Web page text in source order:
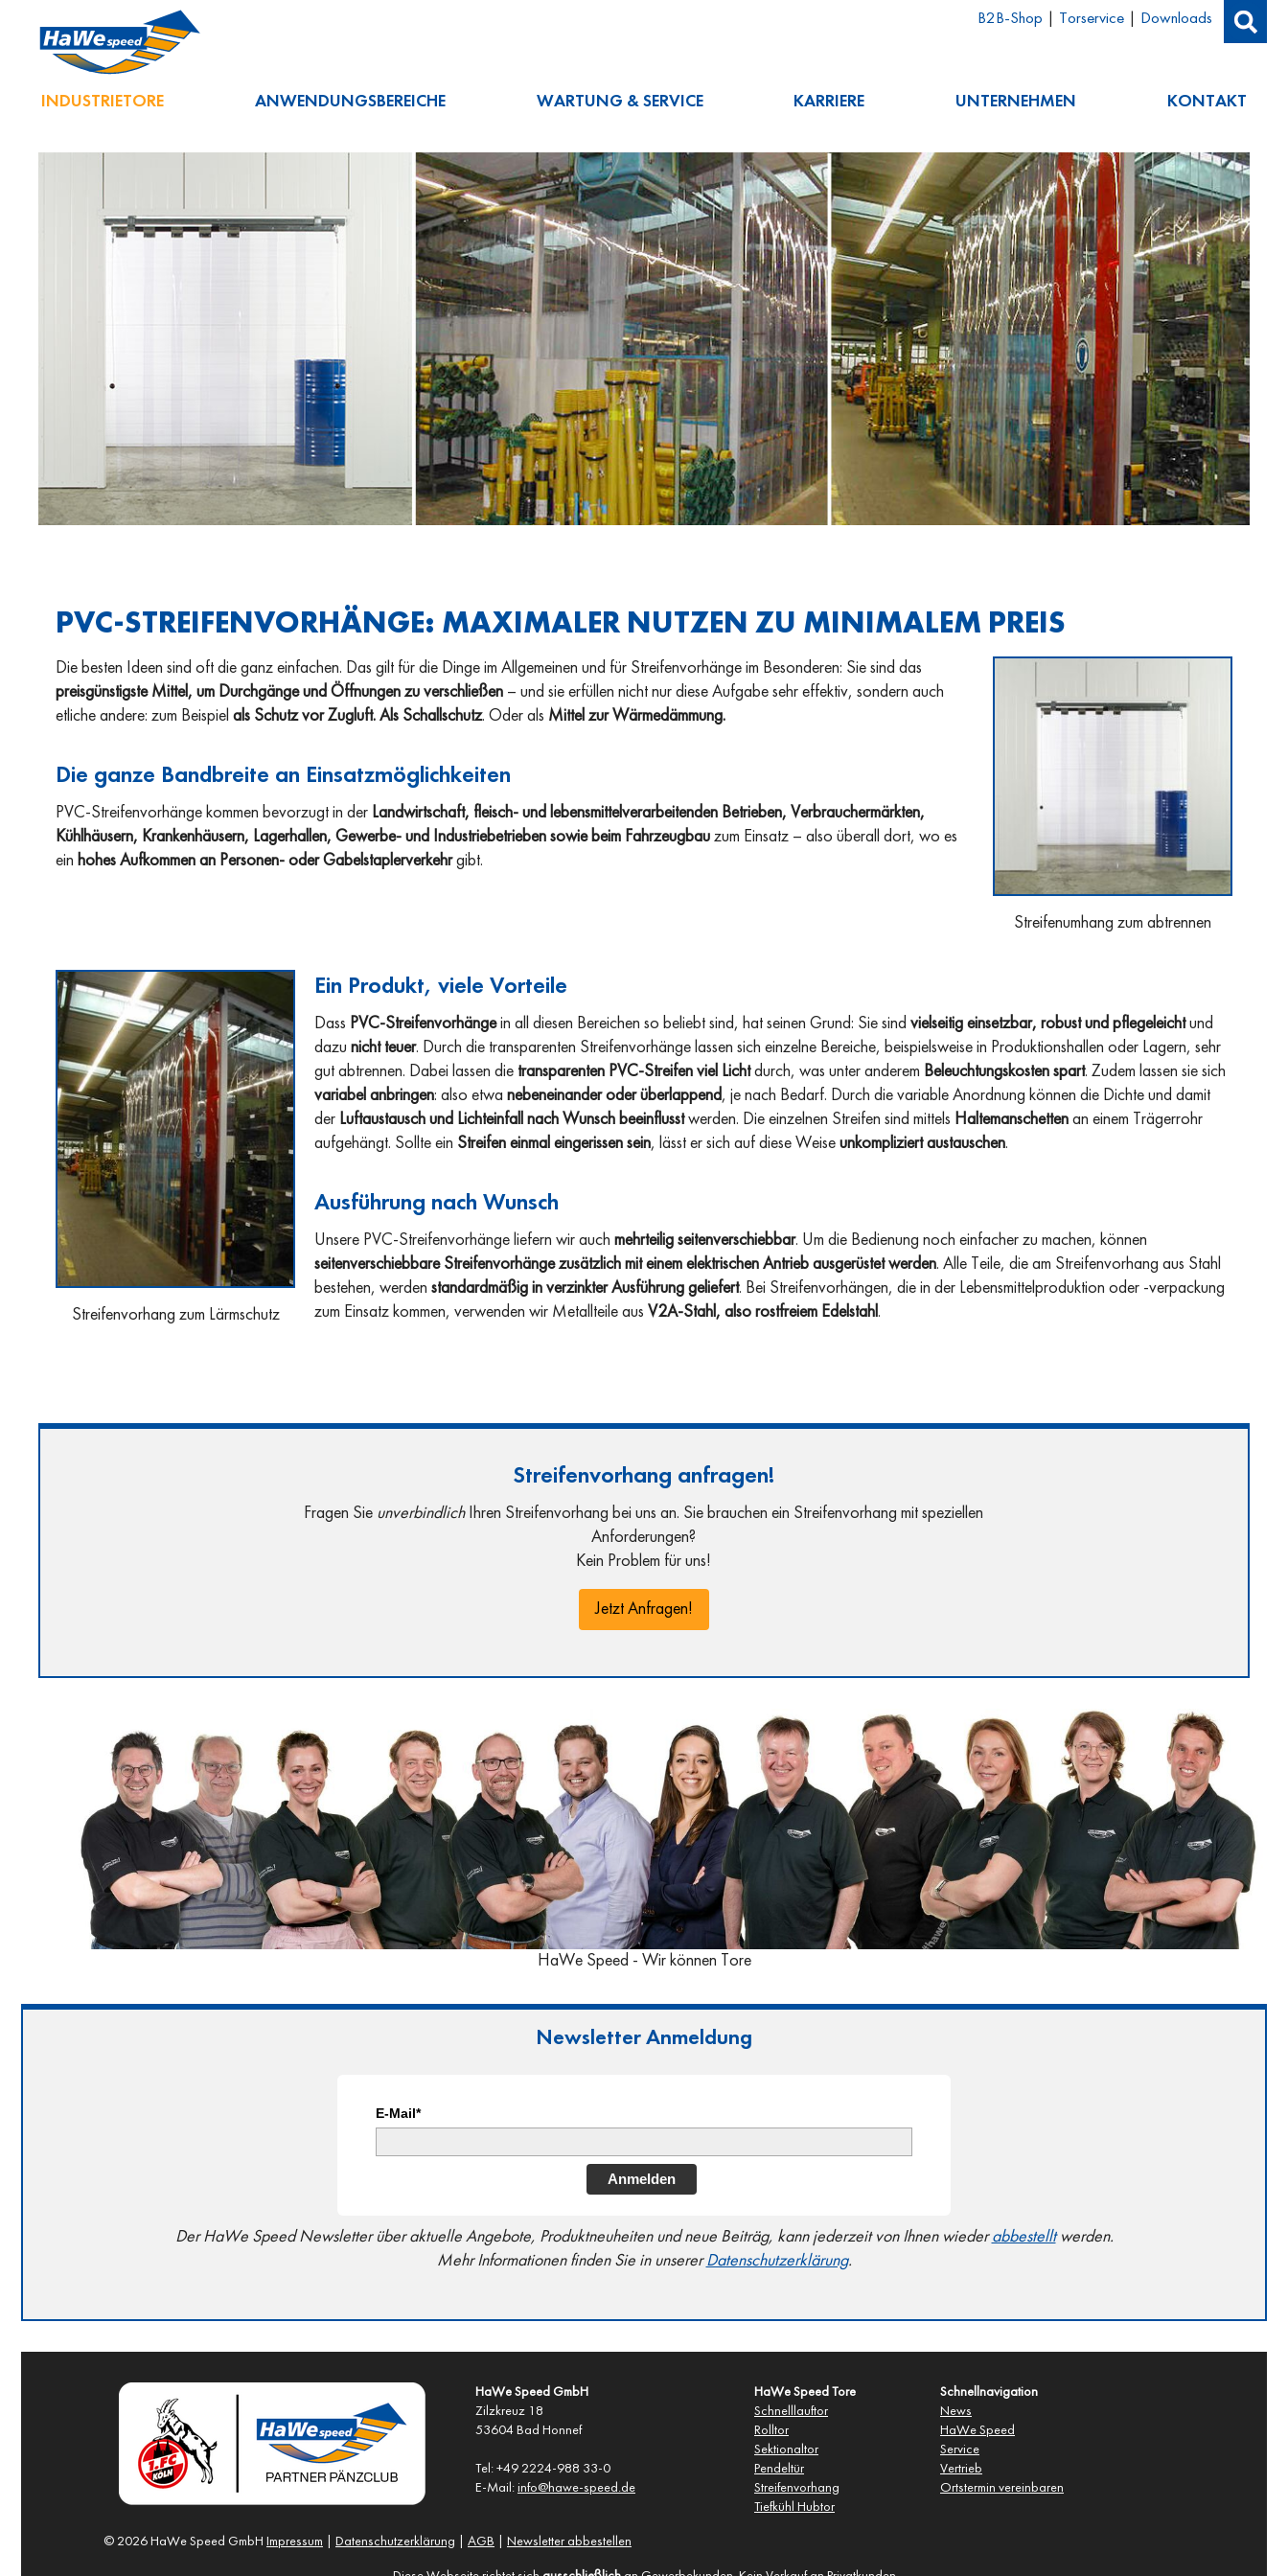
B2B-Shop Torservice Downloads
INDUSTRIETORE ANWENDUNGSBEREICHE WARTUNG & SERVICE KARRIERE UNTERNEHMEN KONTAKT
PVC-STREIFENVORHÄNGE: MAXIMALER NUTZEN ZU MINIMALEM PREIS
Streifenumhang zum abtrennen
Die besten Ideen sind oft die ganz einfachen. Das gilt für die Dinge im Allgemeinen und für Streifenvorhänge im Besonderen: Sie sind das
preisgünstigste Mittel, um Durchgänge und Öffnungen zu verschließen – und sie erfüllen nicht nur diese Aufgabe sehr effektiv, sondern auch
etliche andere: zum Beispiel als Schutz vor Zugluft. Als Schallschutz. Oder als Mittel zur Wärmedämmung.
Die ganze Bandbreite an Einsatzmöglichkeiten
PVC-Streifenvorhänge kommen bevorzugt in der Landwirtschaft, fleisch- und lebensmittelverarbeitenden Betrieben, Verbrauchermärkten,
Kühlhäusern, Krankenhäusern, Lagerhallen, Gewerbe- und Industriebetrieben sowie beim Fahrzeugbau zum Einsatz – also überall dort, wo es
ein hohes Aufkommen an Personen- oder Gabelstaplerverkehrgibt.
Streifenvorhang zum Lärmschutz
Ein Produkt, viele Vorteile
Dass PVC-Streifenvorhängein all diesen Bereichen so beliebt sind, hat seinen Grund: Sie sind vielseitig einsetzbar, robust und pflegeleichtund
dazu nicht teuer. Durch die transparenten Streifenvorhänge lassen sich einzelne Bereiche, beispielsweise in Produktionshallen oder Lagern, sehr
gut abtrennen. Dabei lassen die transparenten PVC-Streifen viel Lichtdurch, was unter anderem Beleuchtungskosten spart. Zudem lassen sie sich
variabel anbringen: also etwa nebeneinander oder überlappend, je nach Bedarf. Durch die variable Anordnung können die Dichte und damit
der Luftaustausch und Lichteinfall nach Wunsch beeinflusstwerden. Die einzelnen Streifen sind mittels Haltemanschetten an einem Trägerrohr
aufgehängt. Sollte ein Streifen einmal eingerissen sein, lässt er sich auf diese Weise unkompliziert austauschen.
Ausführung nach Wunsch
Unsere PVC-Streifenvorhänge liefern wir auch mehrteilig seitenverschiebbar. Um die Bedienung noch einfacher zu machen, können
seitenverschiebbare Streifenvorhänge zusätzlich mit einem elektrischen Antrieb ausgerüstet werden. Alle Teile, die am Streifenvorhang aus Stahl
bestehen, werden standardmäßig in verzinkter Ausführung geliefert. Bei Streifenvorhängen, die in der Lebensmittelproduktion oder -verpackung
zum Einsatz kommen, verwenden wir Metallteile aus V2A-Stahl, also rostfreiem Edelstahl.
Streifenvorhang anfragen!
Fragen Sie unverbindlichIhren Streifenvorhang bei uns an. Sie brauchen ein Streifenvorhang mit speziellen
Anforderungen?
Kein Problem für uns!
Jetzt Anfragen!
HaWe Speed - Wir können Tore
Newsletter Anmeldung
E-Mail*
Anmelden
Der HaWe Speed Newsletter über aktuelle Angebote, Produktneuheiten und neue Beiträg, kann jederzeit von Ihnen wiederabbestelltwerden.
Mehr Informationen finden Sie in unsererDatenschutzerklärung.
HaWe Speed GmbH
Zilzkreuz 18
53604 Bad Honnef
Tel: +49 2224-988 33-0
E-Mail: info@hawe-speed.de
HaWe Speed Tore
Schnelllauftor
Rolltor
Sektionaltor
Pendeltür
Streifenvorhang
Tiefkühl Hubtor
Schnellnavigation
News
HaWe Speed
Service
Vertrieb
Ortstermin vereinbaren
© 2026 HaWe Speed GmbH Impressum Datenschutzerklärung AGB Newsletter abbestellen